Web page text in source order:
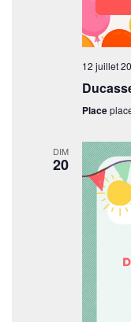
12 juillet
Place
DIM
20